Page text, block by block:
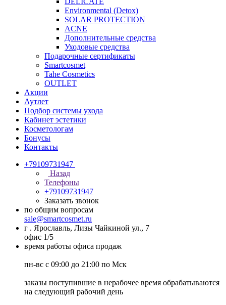
Environmental (Detox)
SOLAR PROTECTION
АCNE
Дополнительные средства
Уходовые средства
Подарочные сертификаты
Smartcosmet
Tahe Cosmetics
OUTLET
Акции
Аутлет
Подбор системы ухода
Кабинет эстетики
Косметологам
Бонусы
Контакты
+79109731947
Назад
Телефоны
+79109731947
Заказать звонок
по общим вопросам
sale@smartcosmet.ru
г . Ярославль, Лизы Чайкиной ул., 7
офис 1/5
время работы офиса продаж
пн-вс с 09:00 до 21:00 по Мск
заказы поступившие в нерабочее время обрабатываются
на следующий рабочий день